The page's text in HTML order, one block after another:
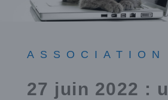
ASSOCIATION
27 juin 2022 :